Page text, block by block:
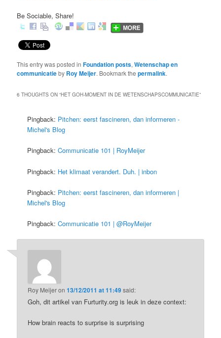
Be Sociable, Share!
This entry was posted inFoundation posts,Wetenschap en
communicatieby Roy Meijer. Bookmark thepermalink.
6 THOUGHTS ON “HET GOH-MOMENT IN DE WETENSCHAPSCOMMUNICATIE”
Pingback: Pitchen: eerst fascineren, dan informeren -
Michel's Blog
Pingback:Communicatie 101 | RoyMeijer
Pingback: Het klimaat verandert. Duh. | inbon
Pingback: Pitchen: eerst fascineren, dan informeren |
Michel's Blog
Pingback:Communicatie 101 | @RoyMeijer
Roy Meijeron13/12/2011 at 11:49said:
Goh, dit artikel van Furturity.org is leuk in deze context:
How brain reacts to surprise is surprising